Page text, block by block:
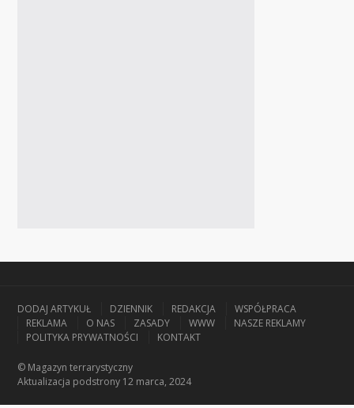
DODAJ ARTYKUŁ DZIENNIK REDAKCJA
WSPÓŁPRACA
REKLAMA
O NAS ZASADY WWW
NASZE REKLAMY
POLITYKA PRYWATNOŚCI
KONTAKT
© Magazyn terrarystyczny
Aktualizacja podstrony 12 marca, 2024